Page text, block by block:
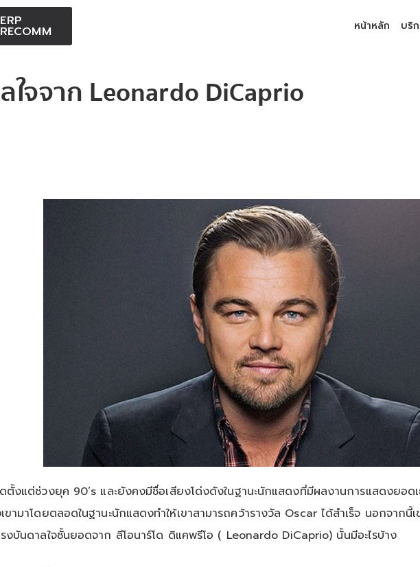
ERP หน้าหลัก บริ
จจาก Leonardo DiCaprio
งแต่ช่วงยุค 90’s และยังคงมีชื่อเสียงโด่งดังในฐานะนักแสดงที่มีผลงานการแสดงยอ
ขามาโดยตลอดในฐานะนักแสดงทำให้เขาสามารถคว้ารางวัล Oscar ได้สำเร็จ นอกจา
งบันดาลใจชั้นยอดจาก ลีโอนาร์โด ดิแคพรีโอ ( Leonardo DiCaprio) นั้นมีอะไรบ้าง